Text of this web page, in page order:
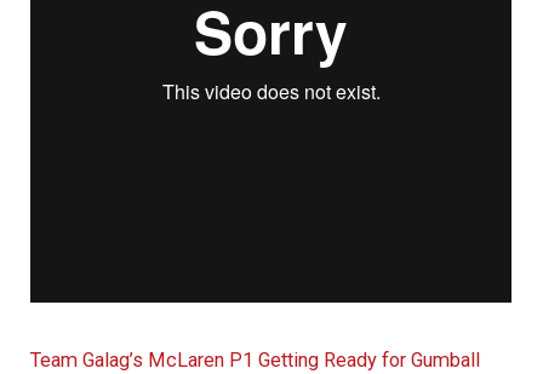
Team Galag’s McLaren P1 Getting Ready for Gumball